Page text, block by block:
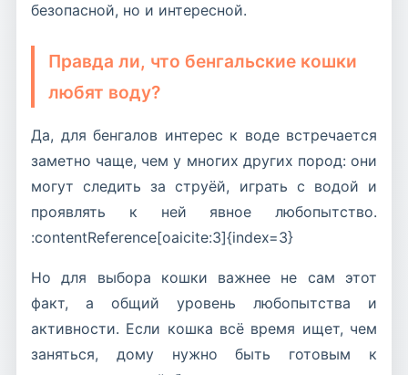
безопасной, но и интересной.
Правда ли, что бенгальские кошки
любят воду?
Да, для бенгалов интерес к воде встречается
заметно чаще, чем у многих других пород: они
могут следить за струёй, играть с водой и
проявлять к ней явное любопытство.
:contentReference[oaicite:3]{index=3}
Но для выбора кошки важнее не сам этот
факт, а общий уровень любопытства и
активности. Если кошка всё время ищет, чем
заняться, дому нужно быть готовым к